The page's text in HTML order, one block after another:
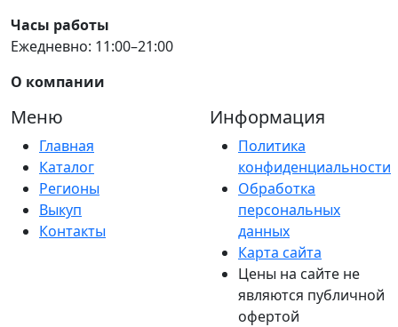
Часы работы
Ежедневно: 11:00–21:00
О компании
Меню
Главная
Каталог
Регионы
Выкуп
Контакты
Информация
Политика
конфиденциальности
Обработка
персональных
данных
Карта сайта
Цены на сайте не
являются публичной
офертой